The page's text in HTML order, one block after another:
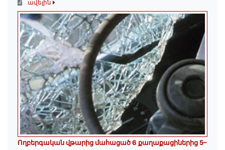
ավելին
Ողբերգական վթարից մահացած 6 քաղաքացիներից 5–